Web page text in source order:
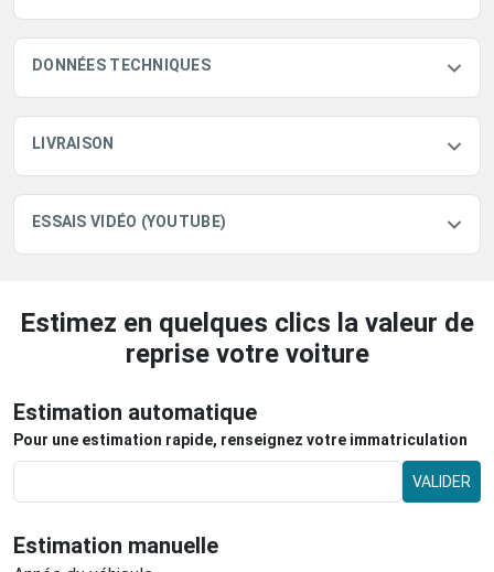
DONNÉES TECHNIQUES
LIVRAISON
ESSAIS VIDÉO (YOUTUBE)
Estimez en quelques clics la valeur de
reprise votre voiture
Estimation automatique
Pour une estimation rapide, renseignez votre immatriculation
VALIDER
Estimation manuelle